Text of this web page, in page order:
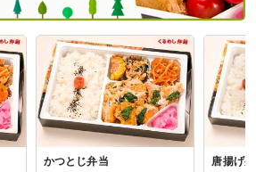
かつとじ弁当
唐揚げ